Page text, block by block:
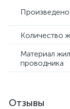
Произведено
Количество
Материал жил
проводника
Отзывы